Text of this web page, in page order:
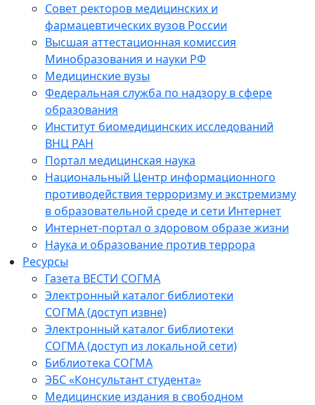
Совет ректоров медицинских и
фармацевтических вузов России
Высшая аттестационная комиссия
Минобразования и науки РФ
Медицинские вузы
Федеральная служба по надзору в сфере
образования
Институт биомедицинских исследований
ВНЦ РАН
Портал медицинская наука
Национальный Центр информационного
противодействия терроризму и экстремизму
в образовательной среде и сети Интернет
Интернет-портал о здоровом образе жизни
Наука и образование против террора
Ресурсы
Газета ВЕСТИ СОГМА
Электронный каталог библиотеки
СОГМА (доступ извне)
Электронный каталог библиотеки
СОГМА (доступ из локальной сети)
Библиотека СОГМА
ЭБС «Консультант студента»
Медицинские издания в свободном